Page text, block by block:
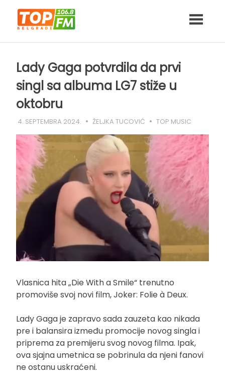
content
Lady Gaga potvrdila da prvi
singl sa albuma LG7 stiže u
oktobru
4. SEPTEMBRA 2024. ŽELJKA TUCOVIĆ TOP MUSIC
Vlasnica hita „Die With a Smile“ trenutno
promoviše svoj novi film, Joker: Folie à Deux.
Lady Gaga je zapravo sada zauzeta kao nikada
pre i balansira između promocije novog singla i
priprema za premijeru svog novog filma. Ipak,
ova sjajna umetnica se pobrinula da njeni fanovi
ne ostanu uskraćeni.